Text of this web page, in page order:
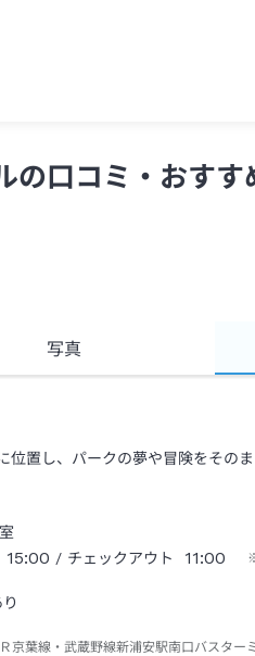
の口コミ・おすす
写真
位置し、パークの夢や冒険をその
室
15:00 / チェックアウト 11:00
京葉線・武蔵野線新浦安駅南口バスタ